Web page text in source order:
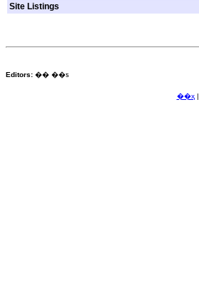
Site Listings
Editors: �� ��ƽ
��ҳ|